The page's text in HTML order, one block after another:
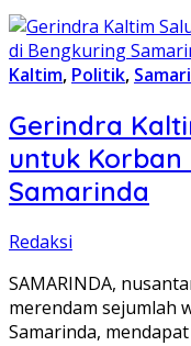
Kaltim, Politik,
Gerindra
untuk
Samarinda
Redaksi
SAMARINDA,
merendam sejumlah
Samarinda,